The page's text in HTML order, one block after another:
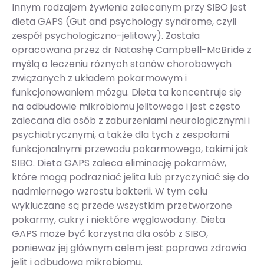
Innym rodzajem żywienia zalecanym przy SIBO jest
dieta GAPS (Gut and psychology syndrome, czyli
zespół psychologiczno-jelitowy). Została
opracowana przez dr Natashę Campbell-McBride z
myślą o leczeniu różnych stanów chorobowych
związanych z układem pokarmowym i
funkcjonowaniem mózgu. Dieta ta koncentruje się
na odbudowie mikrobiomu jelitowego i jest często
zalecana dla osób z zaburzeniami neurologicznymi i
psychiatrycznymi, a także dla tych z zespołami
funkcjonalnymi przewodu pokarmowego, takimi jak
SIBO. Dieta GAPS zaleca eliminację pokarmów,
które mogą podrażniać jelita lub przyczyniać się do
nadmiernego wzrostu bakterii. W tym celu
wykluczane są przede wszystkim przetworzone
pokarmy, cukry i niektóre węglowodany. Dieta
GAPS może być korzystna dla osób z SIBO,
ponieważ jej głównym celem jest poprawa zdrowia
jelit i odbudowa mikrobiomu.